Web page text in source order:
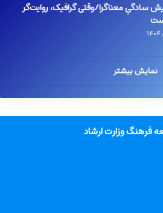
سادگیِ معناگرا/وقتی گرافیک، روایت‌گر
نمایش بیشتر
فرهنگ وزارت ارشاد